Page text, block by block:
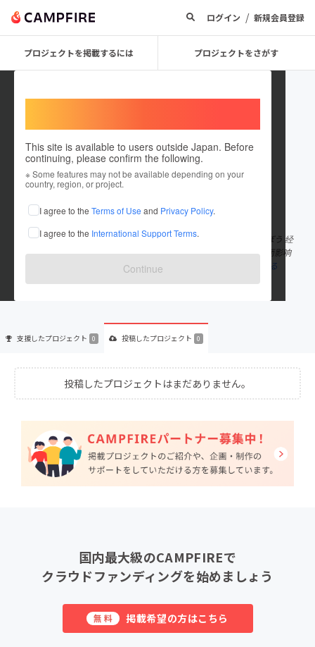
ログイン / 新規会員登録
プロジェクトを掲載するには プロジェクトをさがす
This site is available to users outside Japan. Before
continuing, please confirm the following.
※ Some features may not be available depending on your
country, region, or project.
I agree to the Terms of Use and Privacy Policy.
I agree to the International Support Terms.
Continue
zBoBLWcV
在住国：日本
出身国：日本
経済指標と株式市場の関係性：インフレ、金利、為替の影響を学ぼう 经
济指标对股市有重要影响。通货膨胀率上升可能导致央行加息，进而影响
股市表现。汇率波动也会影响出口企业和进口企业的盈利
もっと見る
支援したプロジェクト 0 投稿したプロジェクト 0
投稿したプロジェクトはまだありません。
国内最大級のCAMPFIREで
クラウドファンディングを始めましょう
無料 掲載希望の方はこちら